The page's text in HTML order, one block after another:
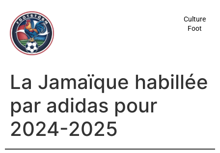
principal
Culture
Foot
La Jamaïque habillée
par adidas pour
2024-2025